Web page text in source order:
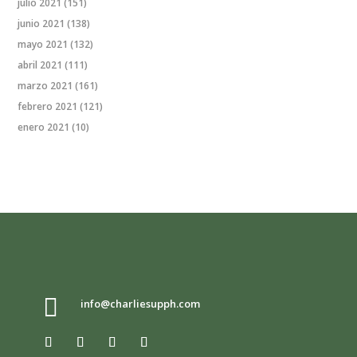
julio 2021 (151)
junio 2021 (138)
mayo 2021 (132)
abril 2021 (111)
marzo 2021 (161)
febrero 2021 (121)
enero 2021 (10)
 info@charliesupph.com